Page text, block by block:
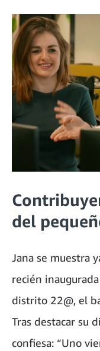
del
Jana se muestra
recién
distrito 22@, el
Tras destacar su
confiesa: “Uno